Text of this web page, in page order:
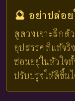
🔮 อย่าปล่อ
ดูดวงเจาะลึกด้
อุปสรรคที่แท้จริ
ซ่อนอยู่ในหัวใจ
ปรับปรุงให้ดีขึ้น